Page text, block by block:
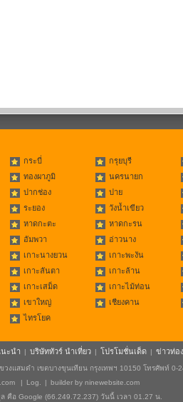
กระบี่ กรุยบุรี
ทองผาภูมิ นครนายก
ปากช่อง ปาย
ระยอง วังน้ำเขียว
หาดกะตะ หาดกะรน
อัมพวา อ่าวนาง
เกาะนางยวน เกาะพะงัน
เกาะลันตา เกาะล้าน
เกาะเสม็ด เกาะไม้ท่อน
เขาใหญ่ เชียงคาน
ไทรโยค
ะนำ | บริษัททัวร์ นำเที่ยว | โปรโมชั่นเด็ด | ข่าวท่อ
แสมดำ เขตบางขุนเทียน กรุงเทพฯ 10150 โทรศัพท์ 0-
| Log. | builder by ninewebsite.com
คือ Google (66.249.72.237) วันนี้ เวลา 01.27 น.